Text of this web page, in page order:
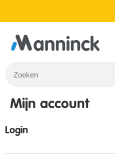
Mijn account
Login